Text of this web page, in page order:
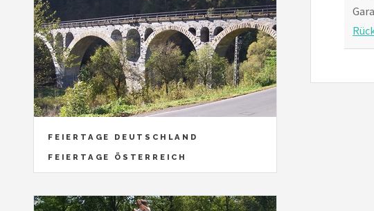
FEIERTAGE DEUTSCHLAND
FEIERTAGE ÖSTERREICH